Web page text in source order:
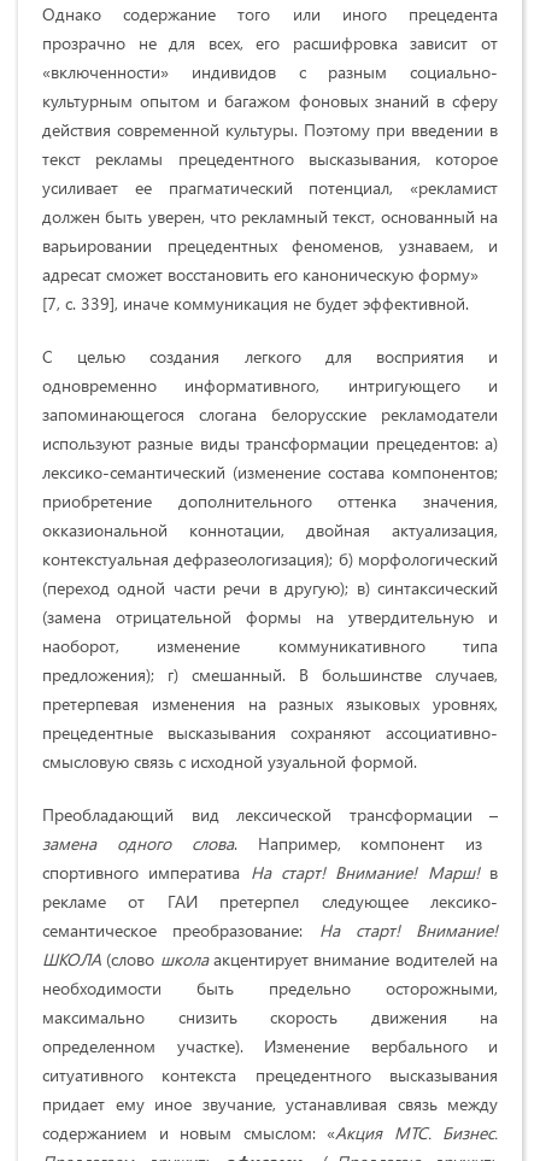
Однако содержание того или иного прецедента
прозрачно не для всех, его расшифровка зависит от
«включенности» индивидов с разным социально-
культурным опытом и багажом фоновых знаний в сферу
действия современной культуры. Поэтому при введении в
текст рекламы прецедентного высказывания, которое
усиливает ее прагматический потенциал, «рекламист
должен быть уверен, что рекламный текст, основанный на
варьировании прецедентных феноменов, узнаваем, и
адресат сможет восстановить его каноническую форму»
[7, с. 339], иначе коммуникация не будет эффективной.
С целью создания легкого для восприятия и
одновременно информативного, интригующего и
запоминающегося слогана белорусские рекламо­датели
используют разные виды трансформации прецедентов: а)
лексико-семантический (изменение состава компонентов;
приобретение дополнительного оттенка значения,
окказиональной коннотации, двойная актуализация,
контекстуальная дефразеологизация); б) морфологический
(переход одной части речи в другую); в) синтаксический
(замена отрицательной формы на утвердительную и
наоборот, изменение коммуникативного типа
предложения); г) смешан­ный. В большинстве случаев,
претерпевая изменения на разных языковых уровнях,
прецедентные высказывания сохраняют ассоциативно-
смысловую связь с исходной узуальной формой.
Преобладающий вид лексической транс­формации –
замена одного слова. Например, компонент из
спортивного императива На старт! Внимание! Марш!в
рекламе от ГАИ претерпел следующее лексико-
семантическое преобразование: На старт! Внимание!
ШКОЛА (слово школаакцентирует внимание водителей на
необходимости быть предельно осторожными,
максимально снизить скорость движения на
определенном участке).
Изменение вербального и
ситуативного контекста прецедентного высказывания
придает ему иное звучание, устанавливая связь между
содержанием и новым смыслом: «Акция МТС. Бизнес.